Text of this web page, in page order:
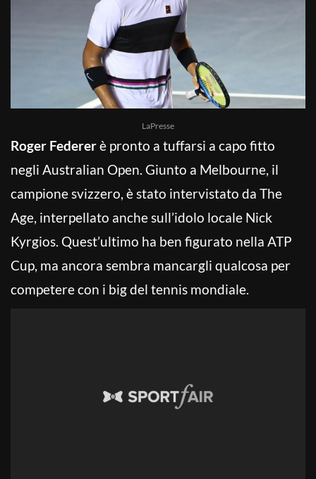
LaPresse
Roger Federerè pronto a tuffarsi a capo fitto
negli Australian Open. Giunto a Melbourne, il
campione svizzero, è stato intervistato da The
Age, interpellato anche sull’idolo locale Nick
Kyrgios. Quest’ultimo ha ben figurato nella ATP
Cup, ma ancora sembra mancargli qualcosa per
competere con i big del tennis mondiale.